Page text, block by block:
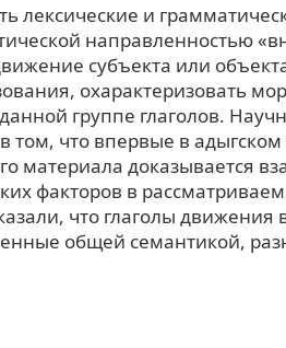
лексические и
направленностью
субъекта или
охарактеризовать
группе глаголов.
том, что впервые в
материала доказывается
факторов в
что глаголы движения
общей семантикой,